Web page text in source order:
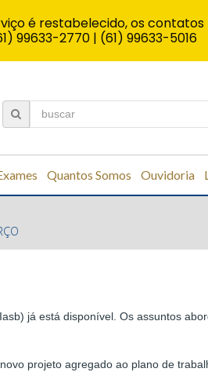
Quantos Somos Ouvidoria
já está disponível. Os assuntos
projeto agregado ao plano de
é restabelecido, os contatos
99633-2770 | (61) 99633-5016